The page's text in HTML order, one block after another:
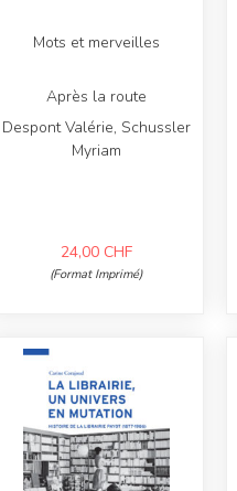
Mots et merveilles
Après la route
Despont Valérie, Schussler
Myriam
24,00 CHF
(Format Imprimé)